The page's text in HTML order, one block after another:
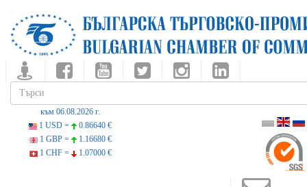
към 06.08.2026 г.
1 USD =
0.86640 €
1 GBP =
1.16680 €
1 CHF =
1.07000 €